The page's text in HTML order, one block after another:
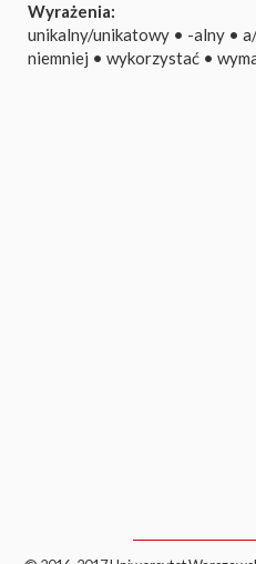
Wyrażenia:
unikalny/unikatowy • -alny •
niemniej • wykorzystać •